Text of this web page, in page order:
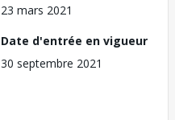
23 mars 2021
Date d'entrée en vigueur
30 septembre 2021